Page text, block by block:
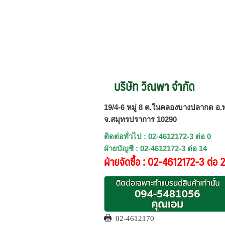
บริษัท วิณพา จำกัด
19/4-6 หมู่ 8 ต.ในคลองบางปลากด อ.
จ.สมุทรปราการ 10290
ติดต่อทั่วไป : 02-4612172-3 ต่อ 0
ฝ่ายบัญชี : 02-4612172-3 ต่อ 14
ฝ่ายจัดซื้อ : 02-4612172-3 ต่อ
02-4612170